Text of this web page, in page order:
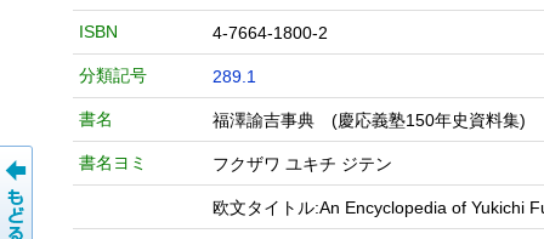
ISBN 4-7664-1800-2
分類記号 289.1
書名 福澤諭吉事典 (慶応義塾150年史資料集)
書名ヨミ フクザワ ユキチ ジテン
欧文タイトル:An Encyclopedia of Yukichi